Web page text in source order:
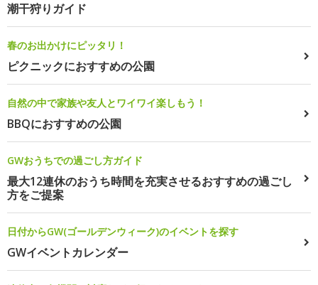
潮干狩りガイド
春のお出かけにピッタリ！
ピクニックにおすすめの公園
自然の中で家族や友人とワイワイ楽しもう！
BBQにおすすめの公園
GWおうちでの過ごし方ガイド
最大12連休のおうち時間を充実させるおすすめの過ごし
方をご提案
日付からGW(ゴールデンウィーク)のイベントを探す
GWイベントカレンダー